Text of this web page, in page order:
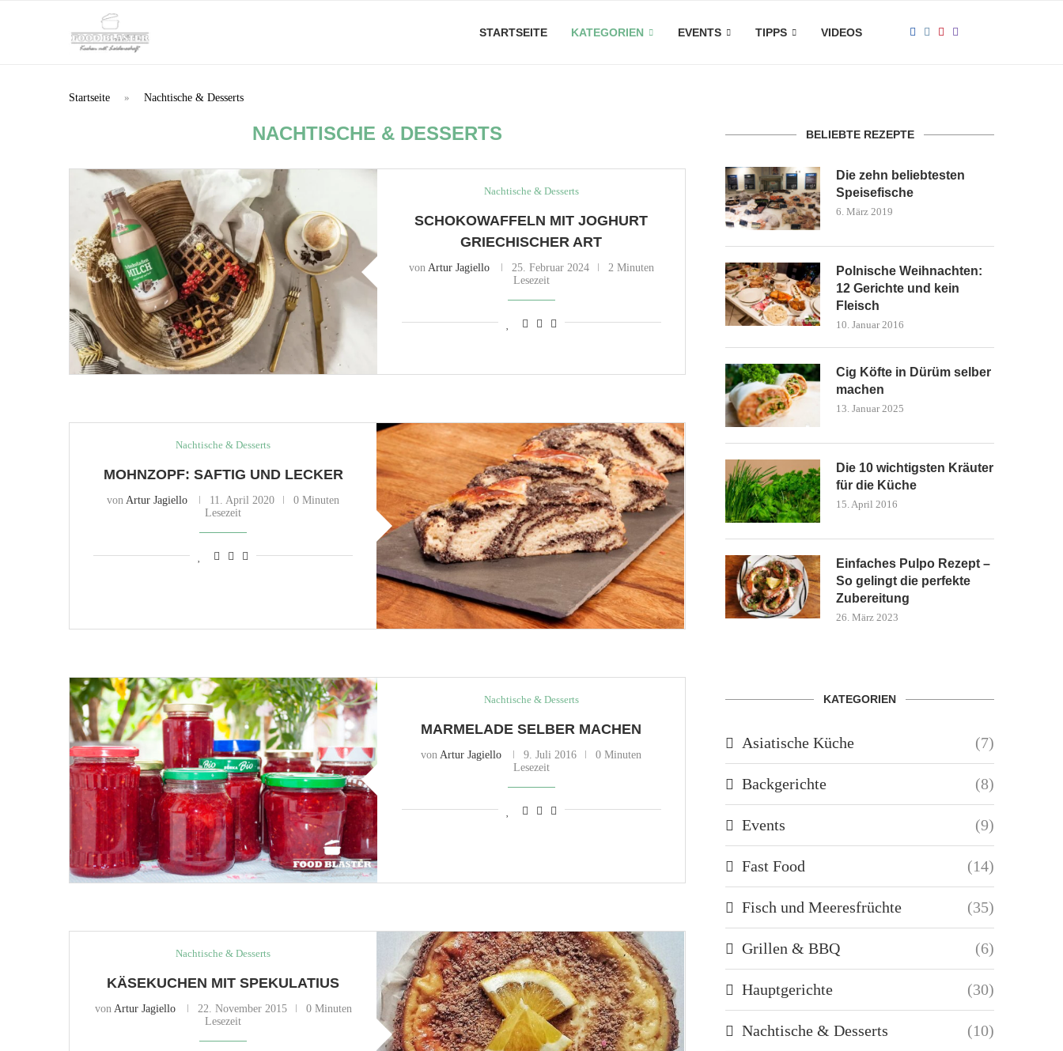
STARTSEITE KATEGORIEN EVENTS TIPPS VIDEOS
Startseite » Nachtische & Desserts
NACHTISCHE & DESSERTS
Nachtische & Desserts
SCHOKOWAFFELN MIT JOGHURT
GRIECHISCHER ART
von Artur Jagiello 25. Februar 2024
2 Minuten
Lesezeit
Nachtische & Desserts
MOHNZOPF: SAFTIG UND LECKER
von Artur Jagiello 11. April 2020
0 Minuten
Lesezeit
Nachtische & Desserts
MARMELADE SELBER MACHEN
von Artur Jagiello 9. Juli 2016
0 Minuten
Lesezeit
Nachtische & Desserts
KÄSEKUCHEN MIT SPEKULATIUS
von Artur Jagiello 22. November 2015
0 Minuten
Lesezeit
BELIEBTE REZEPTE
Die zehn beliebtesten
Speisefische
6. März 2019
Polnische Weihnachten:
12 Gerichte und kein
Fleisch
10. Januar 2016
Cig Köfte in Dürüm selber
machen
13. Januar 2025
Die 10 wichtigsten Kräuter
für die Küche
15. April 2016
Einfaches Pulpo Rezept –
So gelingt die perfekte
Zubereitung
26. März 2023
KATEGORIEN
Asiatische Küche (7)
Backgerichte (8)
Events (9)
Fast Food (14)
Fisch und Meeresfrüchte (35)
Grillen & BBQ (6)
Hauptgerichte (30)
Nachtische & Desserts (10)